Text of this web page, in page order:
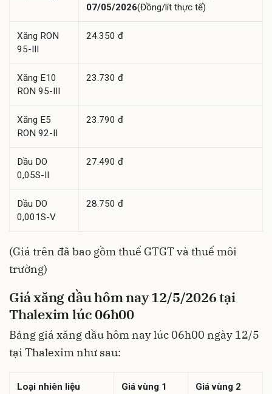
07/05/2026(Đồng/lít thực tế)
Xăng RON
95-III
24.350 đ
Xăng E10
RON 95-III
23.730 đ
Xăng E5
RON 92-II
23.790 đ
Dầu DO
0,05S-II
27.490 đ
Dầu DO
0,001S-V
28.750 đ
(Giá trên đã bao gồm thuế GTGT và thuế môi
trường)
Giá xăng dầu hôm nay 12/5/2026 tại
Thalexim lúc 06h00
Bảng giá xăng dầu hôm nay lúc 06h00 ngày 12/5
tại Thalexim như sau:
Loại nhiên liệu
Giá vùng 1
Giá vùng 2